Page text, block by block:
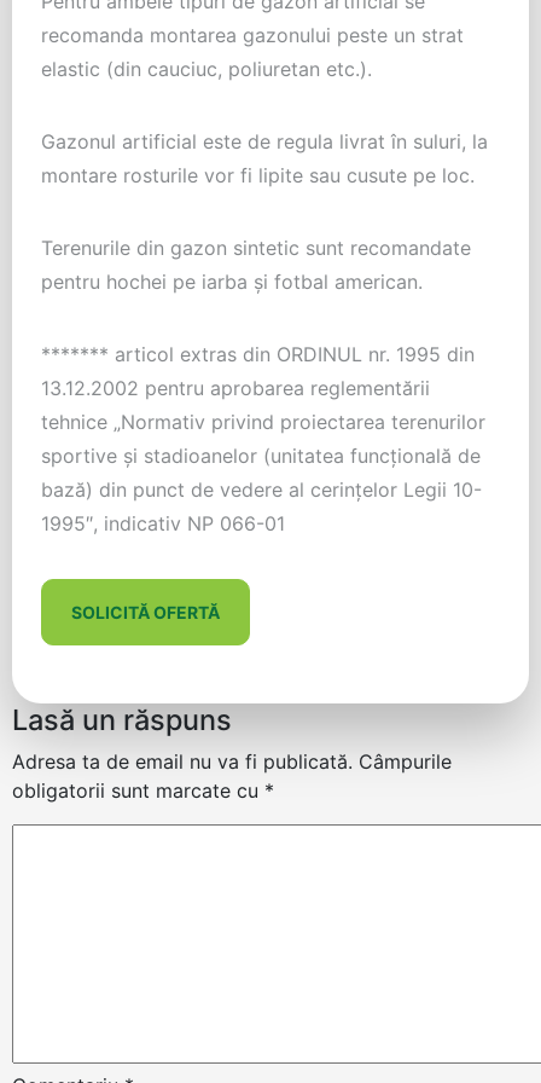
recomanda montarea gazonului peste un strat
elastic (din cauciuc, poliuretan etc.).
Gazonul artificial este de regula livrat în suluri, la
montare rosturile vor fi lipite sau cusute pe loc.
Terenurile din gazon sintetic sunt recomandate
pentru hochei pe iarba şi fotbal american.
******* articol extras din ORDINUL nr. 1995 din
13.12.2002 pentru aprobarea reglementării
tehnice „Normativ privind proiectarea terenurilor
sportive şi stadioanelor (unitatea funcţională de
bază) din punct de vedere al cerinţelor Legii 10-
1995″, indicativ NP 066-01
SOLICITĂ OFERTĂ
Lasă un răspuns
Adresa ta de email nu va fi publicată. Câmpurile
obligatorii sunt marcate cu *